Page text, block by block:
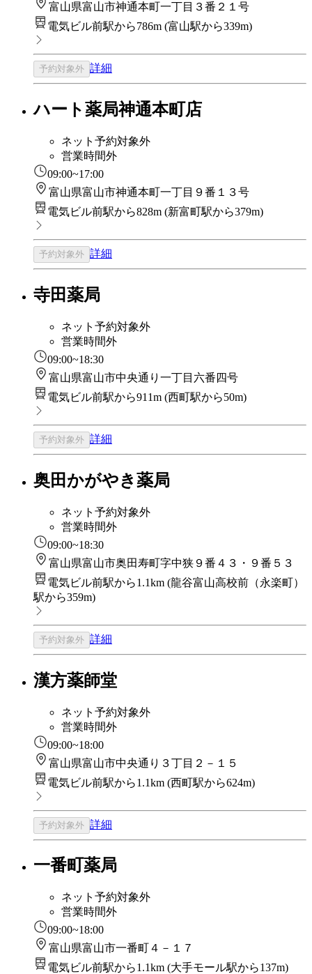
富山県富山市神通本町一丁目３番２１号
電気ビル前駅から786m (富山駅から339m)
予約対象外 詳細
ハート薬局神通本町店
ネット予約対象外
営業時間外
09:00~17:00
富山県富山市神通本町一丁目９番１３号
電気ビル前駅から828m (新富町駅から379m)
予約対象外 詳細
寺田薬局
ネット予約対象外
営業時間外
09:00~18:30
富山県富山市中央通り一丁目六番四号
電気ビル前駅から911m (西町駅から50m)
予約対象外 詳細
奥田かがやき薬局
ネット予約対象外
営業時間外
09:00~18:30
富山県富山市奥田寿町字中狭９番４３・９番５３
電気ビル前駅から1.1km (龍谷富山高校前（永楽町）
駅から359m)
予約対象外 詳細
漢方薬師堂
ネット予約対象外
営業時間外
09:00~18:00
富山県富山市中央通り３丁目２－１５
電気ビル前駅から1.1km (西町駅から624m)
予約対象外 詳細
一番町薬局
ネット予約対象外
営業時間外
09:00~18:00
富山県富山市一番町４－１７
電気ビル前駅から1.1km (大手モール駅から137m)